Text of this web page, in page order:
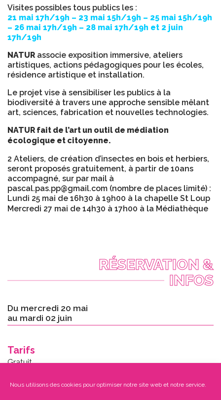
Nous utilisons des cookies pour optimiser notre site web et notre service.
Visites possibles tous publics les :
21 mai 17h/19h – 23 mai 15h/19h – 25 mai 15h/19h
– 26 mai 17h/19h – 28 mai 17h/19h et 2 juin
17h/19h
NATUR associe exposition immersive, ateliers
artistiques, actions pédagogiques pour les écoles,
résidence artistique et installation.
Le projet vise à sensibiliser les publics à la
biodiversité à travers une approche sensible mêlant
art, sciences, fabrication et nouvelles technologies.
NATUR fait de l’art un outil de médiation
écologique et citoyenne.
2 Ateliers, de création d’insectes en bois et herbiers,
seront proposés gratuitement, à partir de 10ans
accompagné, sur par mail à
pascal.pas.pp@gmail.com (nombre de places limité) :
Lundi 25 mai de 16h30 à 19h00 à la chapelle St Loup
Mercredi 27 mai de 14h30 à 17h00 à la Médiathèque
RÉSERVATION &
INFOS
Du mercredi 20 mai
au mardi 02 juin
Tarifs
Gratuit
TERMINÉ